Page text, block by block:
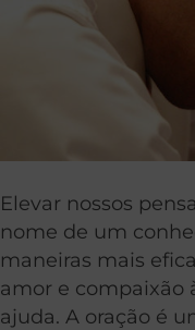
Elevar nossos
nome de um
maneiras mais
amor e compaixão
ajuda. A oração é